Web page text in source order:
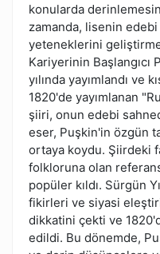
konularda
zamanda, lisenin
yeteneklerini
Kariyerinin
yılında yayımlandı ve
1820'de yayımlanan
şiiri, onun edebi
eser, Puşkin'in özgün
ortaya koydu. Şiirdeki
folkloruna olan
popüler kıldı. Sürgün
fikirleri ve siyasi
dikkatini çekti ve
edildi. Bu dönemde,